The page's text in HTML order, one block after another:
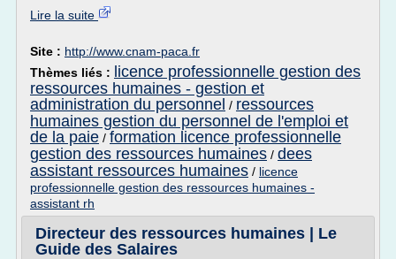
Lire la suite
Site : http://www.cnam-paca.fr
Thèmes liés :
licence professionnelle gestion des
ressources humaines - gestion et
administration du personnel / ressources
humaines gestion du personnel de l'emploi et
de la paie / formation licence professionnelle
gestion des ressources humaines / dees
assistant ressources humaines / licence
professionnelle gestion des ressources humaines -
assistant rh
Directeur des ressources humaines | Le
Guide des Salaires